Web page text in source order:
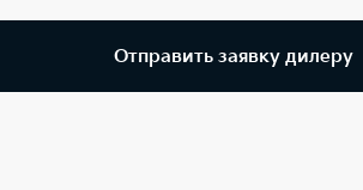
Отправить заявку дилеру